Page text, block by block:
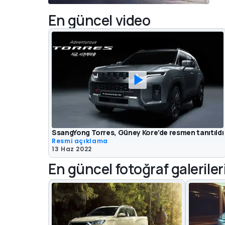
En güncel video
SsangYong Torres, Güney Kore'de resmen tanıtıldı
Resmi açıklama
13 Haz 2022
En güncel fotoğraf